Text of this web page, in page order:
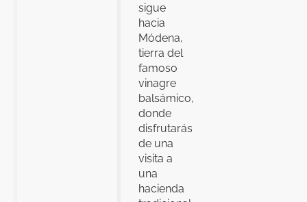
sigue
hacia
Módena,
tierra del
famoso
vinagre
balsámico,
donde
disfrutarás
de una
visita a
una
hacienda